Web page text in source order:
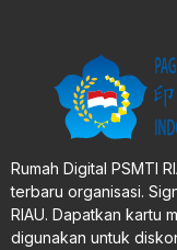
Rumah Digital PSMTI
terbaru organisasi.
RIAU. Dapatkan kartu
digunakan untuk